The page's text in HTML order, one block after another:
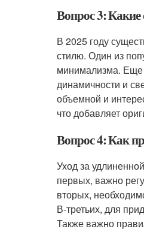
Вопрос 3:
В 2025 году
стилю. Один из
минимализма. Еще
динамичности и
объемной и
что добавляет
Вопрос 4: Как
Уход за
первых, важно
вторых,
В-третьих, для
Также важно